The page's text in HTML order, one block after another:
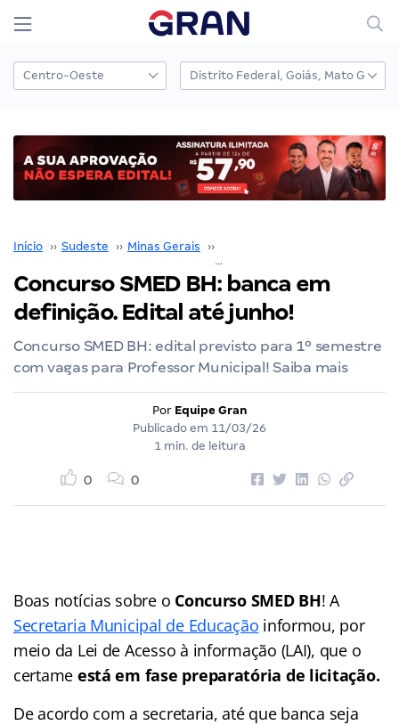
Início ›› Sudeste ›› Minas Gerais ››
Concurso SMED BH: banca em
definição. Edital até junho!
Concurso SMED BH: edital previsto para 1º semestre
com vagas para Professor Municipal! Saiba mais
Por Equipe Gran
Publicado em 11/03/26
1 min. de leitura
0 0
Boas notícias sobre o Concurso SMED BH! A
Secretaria Municipal de Educação informou, por
meio da Lei de Acesso à informação (LAI), que o
certame está em fase preparatória de licitação.
De acordo com a secretaria, até que banca seja